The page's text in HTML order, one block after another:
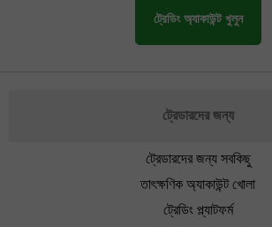
ট্রেডিং অ্যাকাউন্ট খুলুন
ট্রেডারদের জন্য
ট্রেডারদের জন্য সবকিছু
তাৎক্ষণিক অ্যাকাউন্ট খোলা
ট্রেডিং প্ল্যাটফর্ম